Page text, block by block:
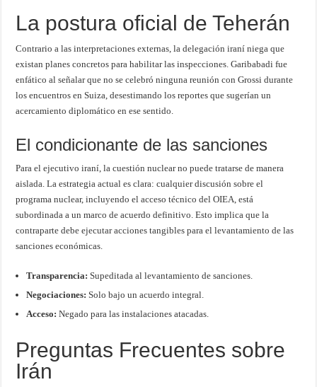
La postura oficial de Teherán
Contrario a las interpretaciones externas, la delegación iraní niega que
existan planes concretos para habilitar las inspecciones. Garibabadi fue
enfático al señalar que no se celebró ninguna reunión con Grossi durante
los encuentros en Suiza, desestimando los reportes que sugerían un
acercamiento diplomático en ese sentido.
El condicionante de las sanciones
Para el ejecutivo iraní, la cuestión nuclear no puede tratarse de manera
aislada. La estrategia actual es clara: cualquier discusión sobre el
programa nuclear, incluyendo el acceso técnico del OIEA, está
subordinada a un marco de acuerdo definitivo. Esto implica que la
contraparte debe ejecutar acciones tangibles para el levantamiento de las
sanciones económicas.
Transparencia: Supeditada al levantamiento de sanciones.
Negociaciones: Solo bajo un acuerdo integral.
Acceso: Negado para las instalaciones atacadas.
Preguntas Frecuentes sobre
Irán